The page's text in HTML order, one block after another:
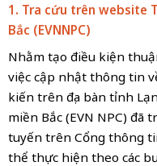
1. Tra cứu trên website
Bắc (EVNNPC)
Nhằm tạo điều kiện
việc cập nhật thông tin
kiến trên địa bàn tỉnh
miền Bắc (EVN NPC)
tuyến trên Cổng thông
thể thực hiện theo các